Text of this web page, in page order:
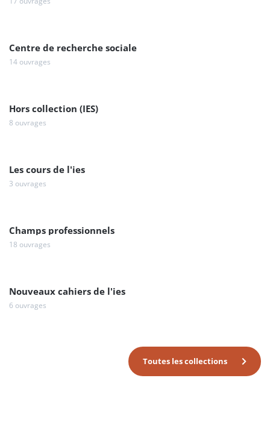
Centre de recherche sociale
14 ouvrages
Hors collection (IES)
8 ouvrages
Les cours de l'ies
3 ouvrages
Champs professionnels
18 ouvrages
Nouveaux cahiers de l'ies
6 ouvrages
Toutes les collections